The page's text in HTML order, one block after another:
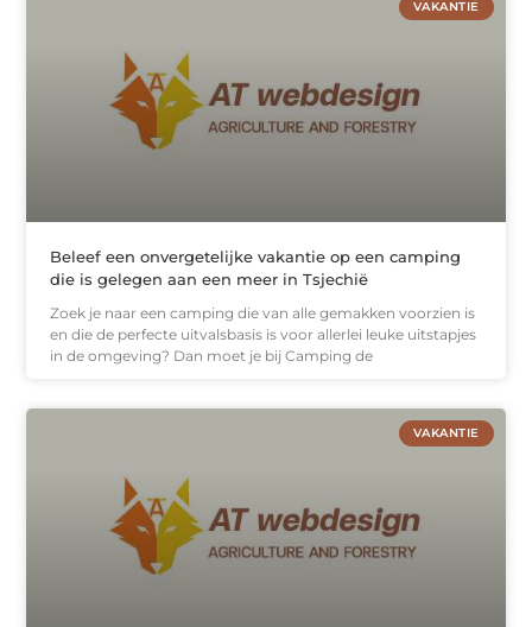
VAKANTIE
Beleef een onvergetelijke vakantie op een camping
die is gelegen aan een meer in Tsjechië
Zoek je naar een camping die van alle gemakken voorzien is
en die de perfecte uitvalsbasis is voor allerlei leuke uitstapjes
in de omgeving? Dan moet je bij Camping de
VAKANTIE